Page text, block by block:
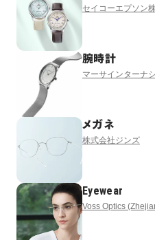
セイコーエプソン
腕時計
マーサインターナ
メガネ
株式会社ジンズ
Eyewear
Voss Optics